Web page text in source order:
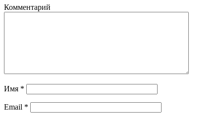
Комментарий
Имя *
Email *